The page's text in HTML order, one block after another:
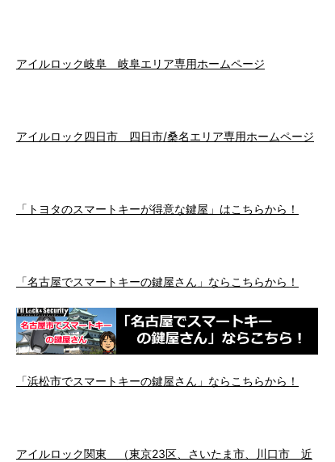
アイルロック岐阜 岐阜エリア専用ホームページ
アイルロック四日市 四日市/桑名エリア専用ホームページ
「トヨタのスマートキーが得意な鍵屋」はこちらから！
「名古屋でスマートキーの鍵屋さん」ならこちらから！
「浜松市でスマートキーの鍵屋さん」ならこちらから！
アイルロック関東 （東京23区、さいたま市、川口市 近